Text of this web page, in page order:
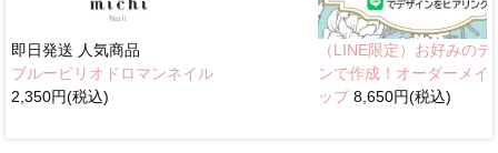
即日発送 人気商品
ブルーピリオドロマンネイル
2,350円(税込)
（LINE限定）お好みのデ
ンで作成！オーダーメイ
ップ8,650円(税込)